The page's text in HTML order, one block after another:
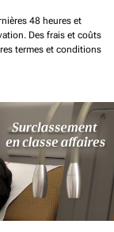
48 heures et
Des frais et coûts
termes et conditions